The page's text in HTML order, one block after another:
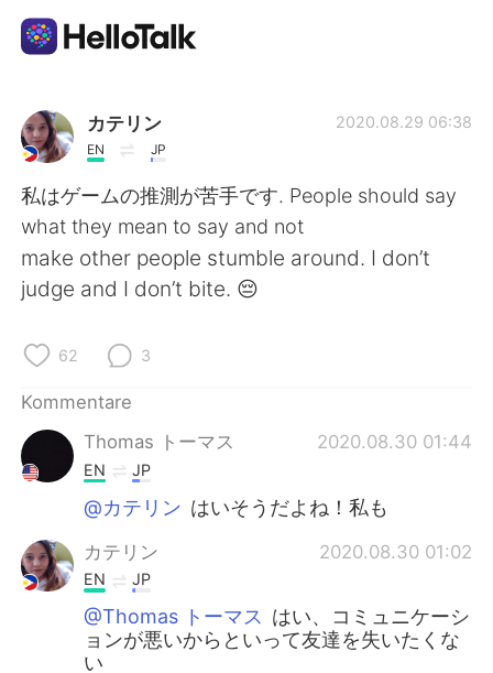
Sprachaustausch-App
AI Grammar Checker
Deutsch
العربية Français
日本語 한국어
Русский
Indonesia Italiano
Türkçe
カテリン
EN JP
2020.08.29 06:38
私はゲームの推測が苦手です. People should say
what they mean to say and not
make other people stumble around. I don’t
judge and I don’t bite. 😔
62 3
Kommentare
Thomas トーマス
2020.08.30 01:44
EN JP
@カテリン はいそうだよね！私も
カテリン 2020.08.30 01:02
EN JP
@Thomas トーマス はい、コミュニケーシ
ョンが悪いからといって友達を失いたくな
い